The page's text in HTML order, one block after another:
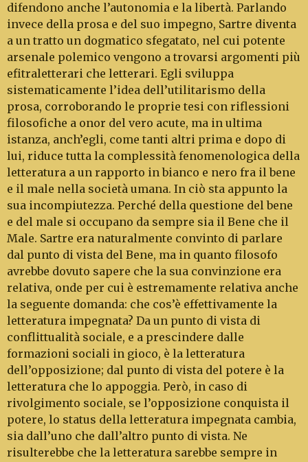
difendono anche l’autonomia e la libertà. Par­lando
invece della prosa e del suo impegno, Sartre diventa
a un tratto un dogmatico sfegatato, nel cui potente
arsenale polemico vengono a trovarsi argomenti più
efitraletterari che letterari. Egli svi­luppa
sistematicamente l’idea dell’utilitarismo della
prosa, corroborando le proprie tesi con riflessioni
filosofiche a onor del vero acute, ma in ul­tima
istanza, anch’egli, come tanti altri prima e dopo di
lui, riduce tutta la complessità fenomeno­logica della
letteratura a un rapporto in bianco e nero fra il bene
e il male nella società umana. In ciò sta appunto la
sua incompiutezza. Perché della questione del bene
e del male si occupano da sem­pre sia il Bene che il
Male. Sartre era naturalmente convinto di parlare
dal punto di vista del Bene, ma in quanto filosofo
avrebbe dovuto sapere che la sua convinzione era
relativa, onde per cui è estre­ma­mente relativa anche
la seguente domanda: che cos’è effettivamente la
letteratura impegnata? Da un punto di vista di
conflittualità sociale, e a pre­scin­dere dalle
formazioni sociali in gioco, è la let­teratura
dell’opposizione; dal punto di vista del potere è la
letteratura che lo appoggia. Però, in ca­so di
rivolgimento sociale, se l’opposizione con­quista il
potere, lo status della letteratura impe­gnata cambia,
sia dall’uno che dall’altro punto di vista. Ne
risulterebbe che la letteratura sarebbe sem­pre in